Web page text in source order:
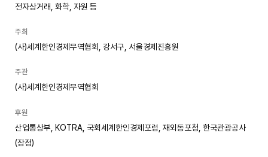
전자상거래, 화학, 자원 등
주최
(사)세계한인경제무역협회, 강서구, 서울경제진흥원
주관
(사)세계한인경제무역협회
후원
산업통상부, KOTRA, 국회세계한인경제포럼, 재외동포청, 한국관광공사
(잠정)